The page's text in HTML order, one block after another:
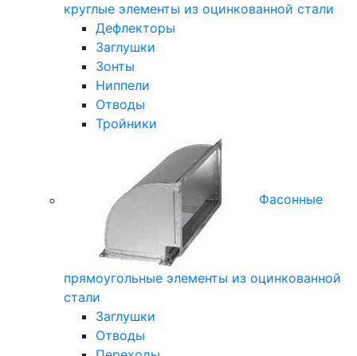
круглые элементы из оцинкованной стали
Дефлекторы
Заглушки
Зонты
Ниппели
Отводы
Тройники
Фасонные
прямоугольные элементы из оцинкованной
стали
Заглушки
Отводы